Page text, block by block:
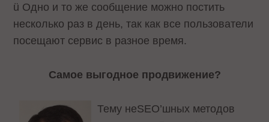
ü Одно и то же сообщение можно постить
несколько раз в день, так как все пользователи
посещают сервис в разное время.
Самое выгодное продвижение?
Тему неSEO’шных методов